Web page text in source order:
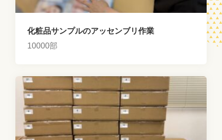
化粧品サンプルのアッセンブリ作業
10000部